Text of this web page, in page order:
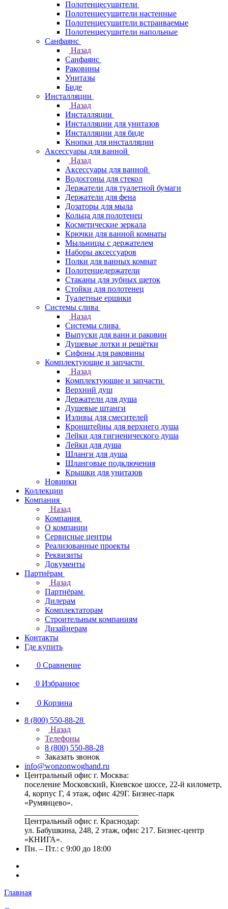
Полотенцесушители
Полотенцесушители настенные
Полотенцесушители встраиваемые
Полотенцесушители напольные
Санфаянс
Назад
Санфаянс
Раковины
Унитазы
Биде
Инсталляции
Назад
Инсталляции
Инсталляции для унитазов
Инсталляции для биде
Кнопки для инсталляции
Аксессуары для ванной
Назад
Аксессуары для ванной
Водосгоны для стекол
Держатели для туалетной бумаги
Держатели для фена
Дозаторы для мыла
Кольца для полотенец
Косметические зеркала
Крючки для ванной комнаты
Мыльницы с держателем
Наборы аксессуаров
Полки для ванных комнат
Полотенцедержатели
Стаканы для зубных щеток
Стойки для полотенец
Туалетные ершики
Системы слива
Назад
Системы слива
Выпуски для ванн и раковин
Душевые лотки и решётки
Сифоны для раковины
Комплектующие и запчасти
Назад
Комплектующие и запчасти
Верхний душ
Держатели для душа
Душевые штанги
Изливы для смесителей
Кронштейны для верхнего душа
Лейки для гигиенического душа
Лейки для душа
Шланги для душа
Шланговые подключения
Крышки для унитазов
Новинки
Коллекции
Компания
Назад
Компания
О компании
Сервисные центры
Реализованные проекты
Реквизиты
Документы
Партнёрам
Назад
Партнёрам
Дилерам
Комплектаторам
Строительным компаниям
Дизайнерам
Контакты
Где купить
0 Сравнение
0 Избранное
0 Корзина
8 (800) 550-88-28
Назад
Телефоны
8 (800) 550-88-28
Заказать звонок
info@wonzonwoghand.ru
Центральный офис г. Москва:
поселение Московский, Киевское шоссе, 22-й километр,
4, корпус Г, 4 этаж, офис 429Г. Бизнес-парк
«Румянцево».
Центральный офис г. Краснодар:
ул. Бабушкина, 248, 2 этаж, офис 217. Бизнес-центр
«КНИГА».
Пн. – Пт.: с 9:00 до 18:00
Главная